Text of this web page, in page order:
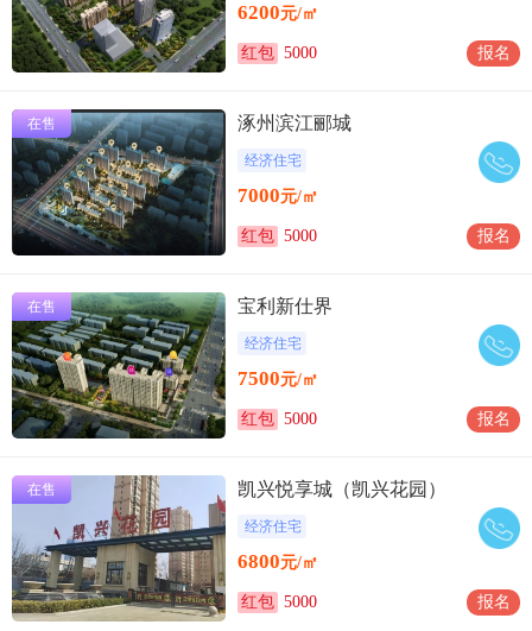
6200元/㎡
红包 5000 报名
在售 涿州滨江郦城
经济住宅
7000元/㎡
红包 5000 报名
在售 宝利新仕界
经济住宅
7500元/㎡
红包 5000 报名
在售 凯兴悦享城（凯兴花园）
经济住宅
6800元/㎡
红包 5000 报名